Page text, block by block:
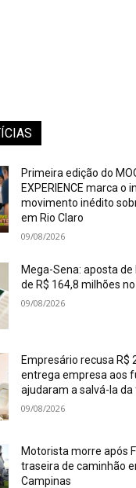
Primeira edição do
EXPERIENCE marca o
movimento inédito
em Rio Claro
09/08/2026
Mega-Sena: aposta
de R$ 164,8 milhões
09/08/2026
Empresário recusa R$
entrega empresa aos
ajudaram a salvá-la
09/08/2026
Motorista morre após
traseira de caminhão
Campinas